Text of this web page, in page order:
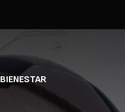
BIENESTAR